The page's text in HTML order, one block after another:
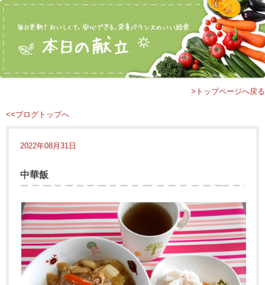
>トップページへ戻る
<<ブログトップへ
2022年08月31日
中華飯